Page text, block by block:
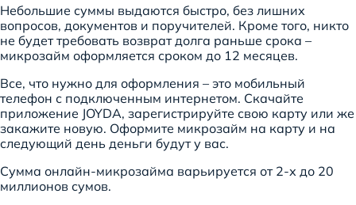
Небольшие суммы выдаются быстро, без лишних
вопросов, документов и поручителей. Кроме того, никто
не будет требовать возврат долга раньше срока –
микрозайм оформляется сроком до 12 месяцев.
Все, что нужно для оформления – это мобильный
телефон с подключенным интернетом. Скачайте
приложение JOYDA, зарегистрируйте свою карту или же
закажите новую. Оформите микрозайм на карту и на
следующий день деньги будут у вас.
Сумма онлайн-микрозайма варьируется от 2-х до 20
миллионов сумов.